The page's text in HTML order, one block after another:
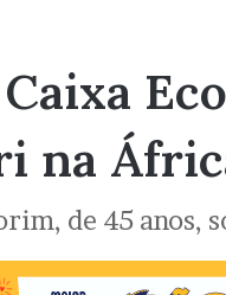
na
de 45 anos,